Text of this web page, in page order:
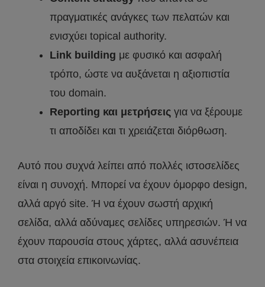
πραγματικές ανάγκες των πελατών και
ενισχύει topical authority.
Link building με φυσικό και ασφαλή
τρόπο, ώστε να αυξάνεται η αξιοπιστία
του domain.
Reporting και μετρήσεις για να ξέρουμε
τι αποδίδει και τι χρειάζεται διόρθωση.
Αυτό που συχνά λείπει από πολλές ιστοσελίδες
είναι η συνοχή. Μπορεί να έχουν όμορφο design,
αλλά αργό site. Ή να έχουν σωστή αρχική
σελίδα, αλλά αδύναμες σελίδες υπηρεσιών. Ή να
έχουν παρουσία στους χάρτες, αλλά ασυνέπεια
στα στοιχεία επικοινωνίας.